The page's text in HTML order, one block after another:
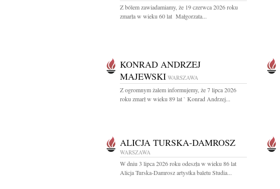
Z bólem zawiadamiamy, że 19 czerwca 2026 roku
zmarła w wieku 60 lat Małgorzata...
KONRAD ANDRZEJ
MAJEWSKI WARSZAWA
Z ogromnym żalem informujemy, że 7 lipca 2026
roku zmarł w wieku 89 lat ` Konrad Andrzej...
ALICJA TURSKA-DAMROSZ
WARSZAWA
W dniu 3 lipca 2026 roku odeszła w wieku 86 lat
Alicja Turska-Damrosz artystka baletu Studia...